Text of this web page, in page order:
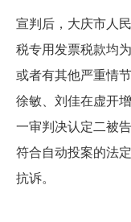
宣判后，大庆市人
税专用发票税款均
或者有其他严重情
徐敏、刘佳在虚开
一审判决认定二被
符合自动投案的法
抗诉。